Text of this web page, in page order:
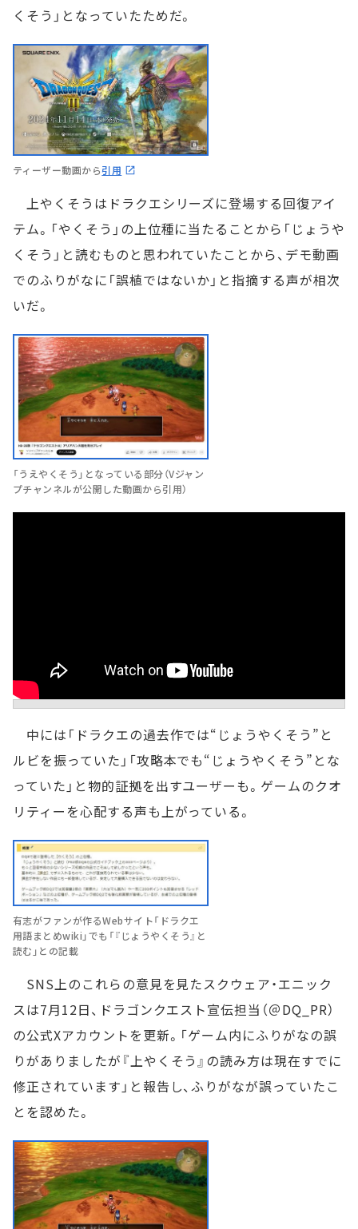
くそう」となっていたためだ。
ティーザー動画から引用
上やくそうはドラクエシリーズに登場する回復アイ
テム。「やくそう」の上位種に当たることから「じょうや
くそう」と読むものと思われていたことから、デモ動画
でのふりがなに「誤植ではないか」と指摘する声が相次
いだ。
「うえやくそう」となっている部分（Vジャン
プチャンネルが公開した動画から引用）
中には「ドラクエの過去作では“じょうやくそう”と
ルビを振っていた」「攻略本でも“じょうやくそう”とな
っていた」と物的証拠を出すユーザーも。ゲームのクオ
リティーを心配する声も上がっている。
有志がファンが作るWebサイト「ドラクエ
用語まとめwiki」でも「『じょうやくそう』と
読む」との記載
SNS上のこれらの意見を見たスクウェア・エニック
スは7月12日、ドラゴンクエスト宣伝担当（＠DQ_PR）
の公式Xアカウントを更新。「ゲーム内にふりがなの誤
りがありましたが『上やくそう』の読み方は現在すでに
修正されています」と報告し、ふりがなが誤っていたこ
とを認めた。